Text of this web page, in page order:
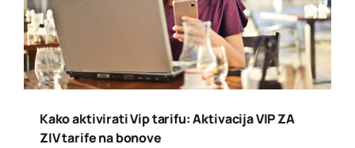
Kako aktivirati Vip tarifu: Aktivacija VIP ZA
ZIV tarife na bonove